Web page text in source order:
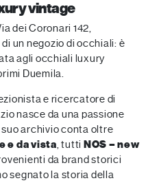
vintage
dei Coronari 142,
un negozio di occhiali: è
agli occhiali luxury
Duemila.
e ricercatore di
nasce da una passione
archivio conta oltre
e da vista, tutti NOS – new
da brand storici
segnato la storia della